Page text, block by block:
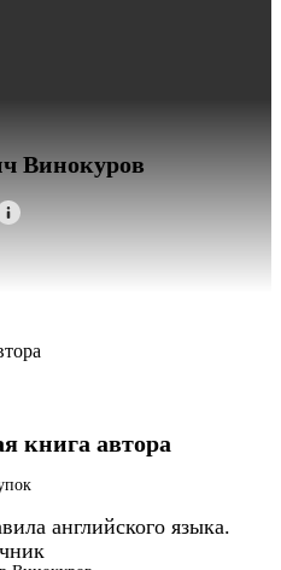
Винокуров
книга автора
английского языка.